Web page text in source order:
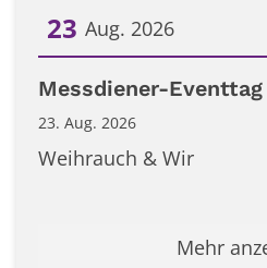
23 Aug. 2026
Datum: 23. August 2026
Messdiener-
23. Aug. 2026
Weihrauch & Wir
Mehr